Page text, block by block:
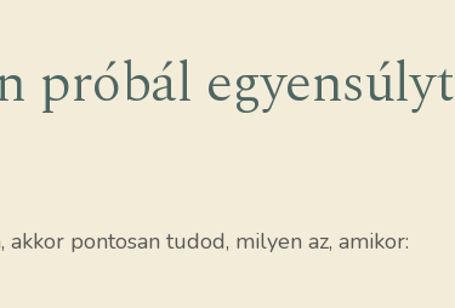
próbál egyensúlyt
pontosan tudod, milyen az, amikor: